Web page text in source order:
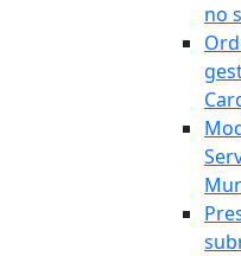
no